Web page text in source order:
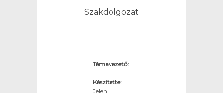
Szakdolgozat
Témavezető:
Készítette:
Jelen